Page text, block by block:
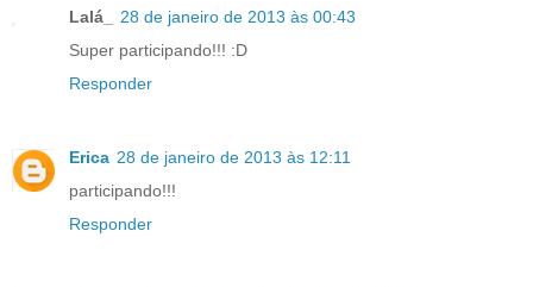
Lalá_
28 de janeiro de 2013 às 00:43
Super participando!!! :D
Responder
Erica 28 de janeiro de 2013 às 12:11
participando!!!
Responder